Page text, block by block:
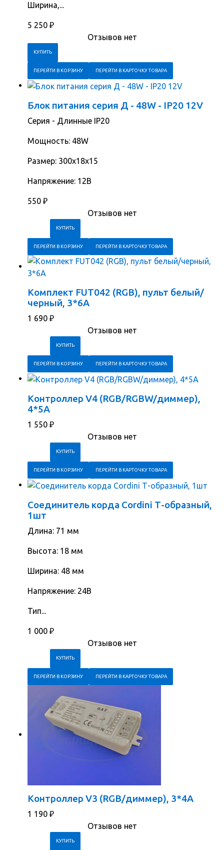
Ширина,...
5 250 ₽
Отзывов нет
ПЕРЕЙТИ В КОРЗИНУ ПЕРЕЙТИ В КАРТОЧКУ ТОВАРА
Блок питания серия Д - 48W - IP20 12V
Серия - Длинные IP20
Мощность: 48W
Размер: 300х18х15
Напряжение: 12В
550 ₽
Отзывов нет
ПЕРЕЙТИ В КОРЗИНУ ПЕРЕЙТИ В КАРТОЧКУ ТОВАРА
Комплект FUT042 (RGB), пульт белый/
черный, 3*6A
1 690 ₽
Отзывов нет
ПЕРЕЙТИ В КОРЗИНУ ПЕРЕЙТИ В КАРТОЧКУ ТОВАРА
Контроллер V4 (RGB/RGBW/диммер),
4*5A
1 550 ₽
Отзывов нет
ПЕРЕЙТИ В КОРЗИНУ ПЕРЕЙТИ В КАРТОЧКУ ТОВАРА
Соединитель корда Cordini Т-образный,
1шт
Длина: 71 мм
Высота: 18 мм
Ширина: 48 мм
Напряжение: 24В
Тип...
1 000 ₽
Отзывов нет
ПЕРЕЙТИ В КОРЗИНУ ПЕРЕЙТИ В КАРТОЧКУ ТОВАРА
Контроллер V3 (RGB/диммер), 3*4A
1 190 ₽
Отзывов нет